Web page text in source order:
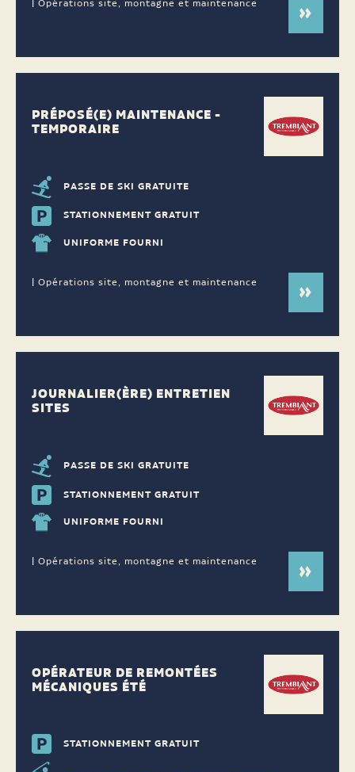
| Opérations site, montagne et maintenance
PRÉPOSÉ(E) MAINTENANCE -
TEMPORAIRE
PASSE DE SKI GRATUITE
STATIONNEMENT GRATUIT
UNIFORME FOURNI
| Opérations site, montagne et maintenance
JOURNALIER(ÈRE) ENTRETIEN
SITES
PASSE DE SKI GRATUITE
STATIONNEMENT GRATUIT
UNIFORME FOURNI
| Opérations site, montagne et maintenance
OPÉRATEUR DE REMONTÉES
MÉCANIQUES ÉTÉ
STATIONNEMENT GRATUIT